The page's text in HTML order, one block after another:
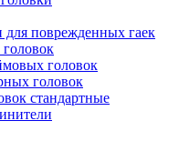
для поврежденных гаек
головок
головок
стандартные